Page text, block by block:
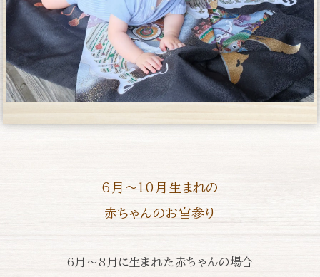
6月〜10月生まれの
赤ちゃんのお宮参り
6月〜8月に生まれた赤ちゃんの場合